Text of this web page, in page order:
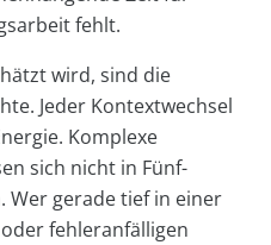
fehlt.
wird, sind die
Jeder Kontextwechsel
Komplexe
sich nicht in Fünf-
Wer gerade tief in einer
fehleranfälligen